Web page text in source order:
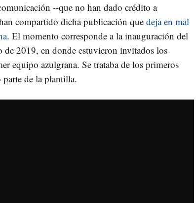
--que no han dado crédito a
compartido dicha publicación que deja en mal
. El momento corresponde a la inauguración del
de 2019, en donde estuvieron invitados los
equipo azulgrana. Se trataba de los primeros
parte de la plantilla.